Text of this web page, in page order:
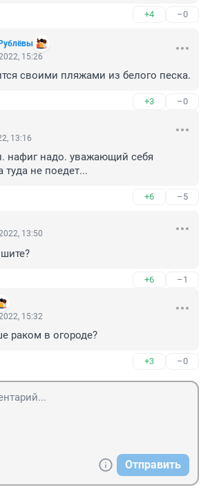
+4 –0
15:26
своими пляжами из белого песка.
+3 –0
13:16
нафиг надо. уважающий себя
туда не поедет...
+6 –5
13:50
+6 –1
15:32
раком в огороде?
+3 –0
Отправить